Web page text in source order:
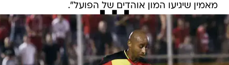
מאמין שיגיעו המון אוהדים של הפועל".